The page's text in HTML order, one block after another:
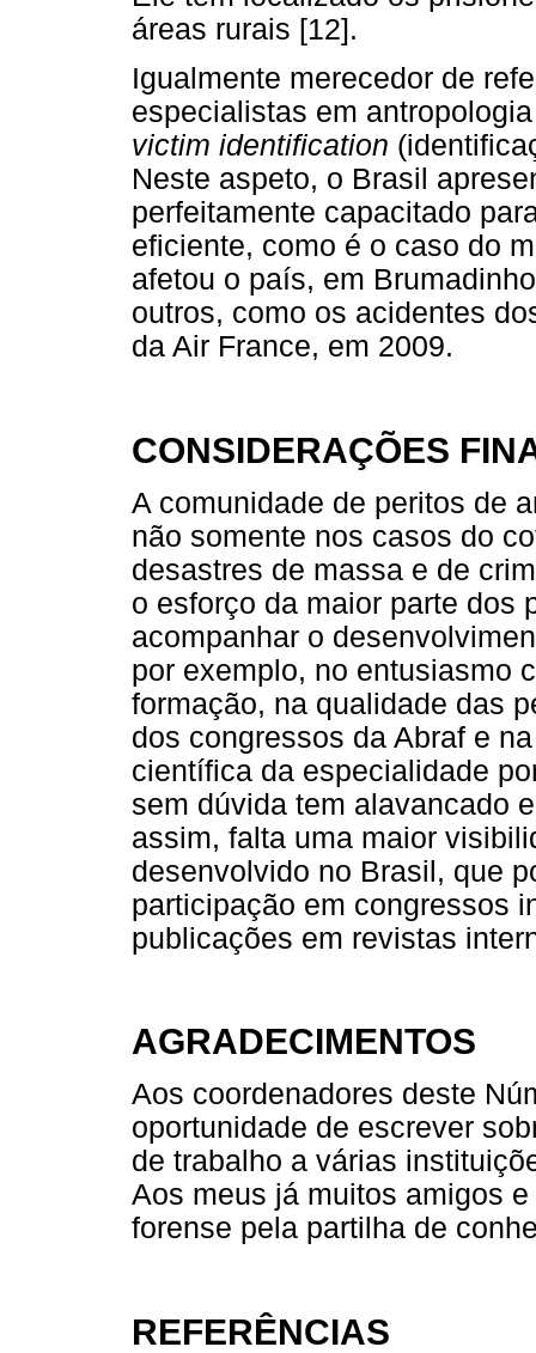
áreas rurais [12].
Igualmente merecedor de
especialistas em
victim identification
Neste aspeto, o Brasil
perfeitamente capacitado
eficiente, como é o caso do
afetou o país, em
outros, como os acidentes
da Air France, em 2009.
CONSIDERAÇÕES
A comunidade de peritos de
não somente nos casos do
desastres de massa e de
o esforço da maior parte dos
acompanhar o
por exemplo, no entusiasmo
formação, na qualidade das
dos congressos da Abraf e
científica da especialidade
sem dúvida tem alavancado
assim, falta uma maior
desenvolvido no Brasil, que
participação em congressos
publicações em revistas
AGRADECIMENTOS
Aos coordenadores deste
oportunidade de escrever
de trabalho a várias
Aos meus já muitos amigos
forense pela partilha de
REFERÊNCIAS